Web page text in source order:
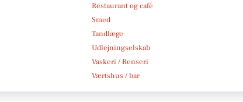
Restaurant og café
Smed
Tandlæge
Udlejningselskab
Vaskeri / Renseri
Værtshus / bar